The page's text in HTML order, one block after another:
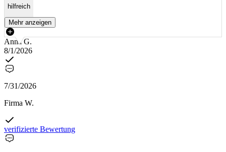
hilfreich
Mehr anzeigen
Anna G.
8/1/2026
7/31/2026
Firma W.
verifizierte Bewertung